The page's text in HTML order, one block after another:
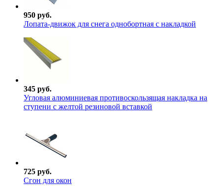
950 руб.
Лопата-движок для снега однобортная с накладкой
345 руб.
Угловая алюминиевая противоскользящая накладка на
ступени с желтой резиновой вставкой
725 руб.
Сгон для окон